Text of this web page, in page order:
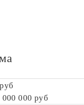
000 000 руб